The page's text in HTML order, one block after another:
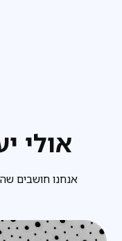
אולי
אנחנו חושבים